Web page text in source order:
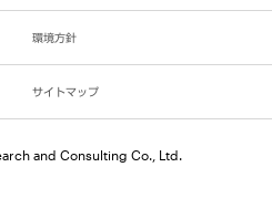
環境方針
サイトマップ
and Consulting Co., Ltd.